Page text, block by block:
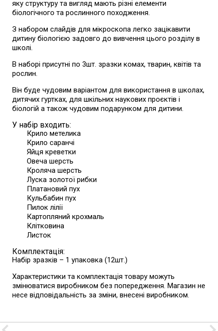
яку структуру та вигляд мають різні елементи
біологічного та рослинного походження.
З набором слайдів для мікроскопа легко зацікавити
дитину біологією задовго до вивчення цього розділу в
школі.
В наборі присутні по 3шт. зразки комах, тварин, квітів та
рослин.
Він буде чудовим варіантом для використання в школах,
дитячих гуртках, для шкільних наукових проєктів і
біологій а також чудовим подарунком для дитини.
У набір входить:
Крило метелика
Крило саранчі
Яйця креветки
Овеча шерсть
Кроляча шерсть
Луска золотої рибки
Платановий пух
Кульбабин пух
Пилок лілії
Картопляний крохмаль
Клітковина
Листок
Комплектація:
Набір зразків – 1 упаковка (12шт.)
Характеристики та комплектація товару можуть
змінюватися виробником без попередження. Магазин не
несе відповідальність за зміни, внесені виробником.